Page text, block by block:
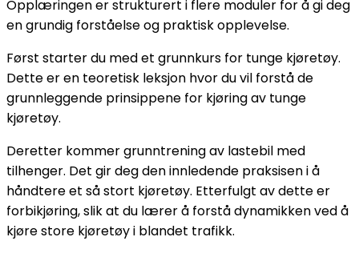
Opplæringen er strukturert i flere moduler for å gi deg
en grundig forståelse og praktisk opplevelse.
Først starter du med et grunnkurs for tunge kjøretøy.
Dette er en teoretisk leksjon hvor du vil forstå de
grunnleggende prinsippene for kjøring av tunge
kjøretøy.
Deretter kommer grunntrening av lastebil med
tilhenger. Det gir deg den innledende praksisen i å
håndtere et så stort kjøretøy. Etterfulgt av dette er
forbikjøring, slik at du lærer å forstå dynamikken ved å
kjøre store kjøretøy i blandet trafikk.